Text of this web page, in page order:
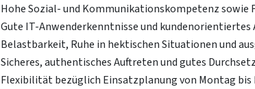
Hohe Sozial- und Kommunikationskompetenz
Gute IT-Anwenderkenntnisse und kundenorientiertes
Belastbarkeit, Ruhe in hektischen Situationen und
Sicheres, authentisches Auftreten und gutes
Flexibilität bezüglich Einsatzplanung von Montag bis